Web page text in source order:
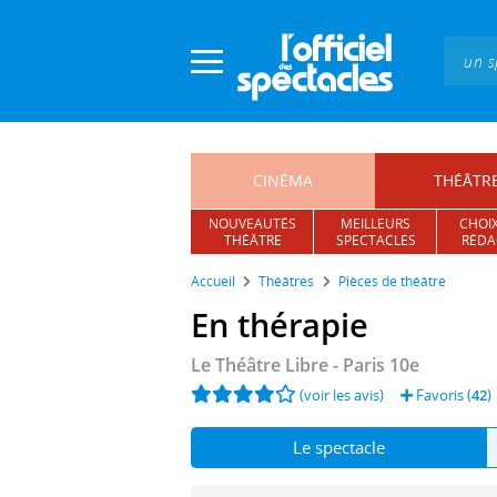
CINÉMA
NOUVEAUTÉS
THÉÂTRE
MEILLEURS
SPECTACLES
Accueil Théâtres Pièces de théâtre
En thérapie
Le Théâtre Libre- Paris 10e
(voir les avis) Favoris (42)
Le spectacle